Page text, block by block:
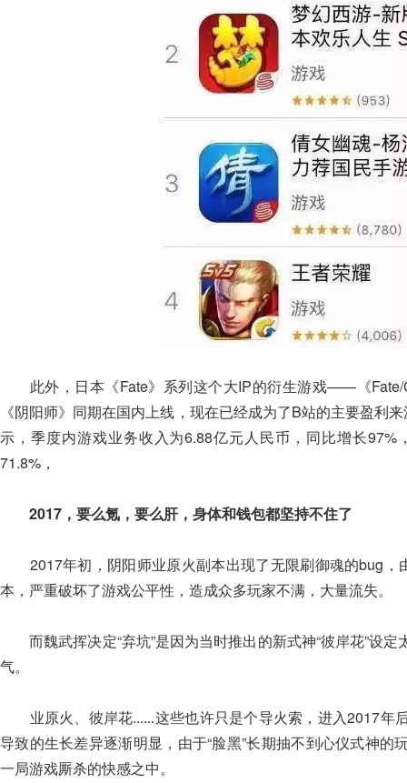
此外，日本《Fate》系列这个大IP的衍生游戏——《Fate/
《阴阳师》同期在国内上线，现在已经成为了B站的主要盈利
示，季度内游戏业务收入为6.88亿元人民币，同比增长
71.8%，
2017，要么氪，要么肝，身体和钱包都坚持不住了
2017年初，阴阳师业原火副本出现了无限刷御魂的bug，
本，严重破坏了游戏公平性，造成众多玩家不满，大量流失。
而魏武挥决定“弃坑”是因为当时推出的新式神“彼岸花”设定
气。
业原火、彼岸花......这些也许只是个导火索，进入2017年
导致的生长差异逐渐明显，由于“脸黑”长期抽不到心仪式神
一局游戏厮杀的快感之中。